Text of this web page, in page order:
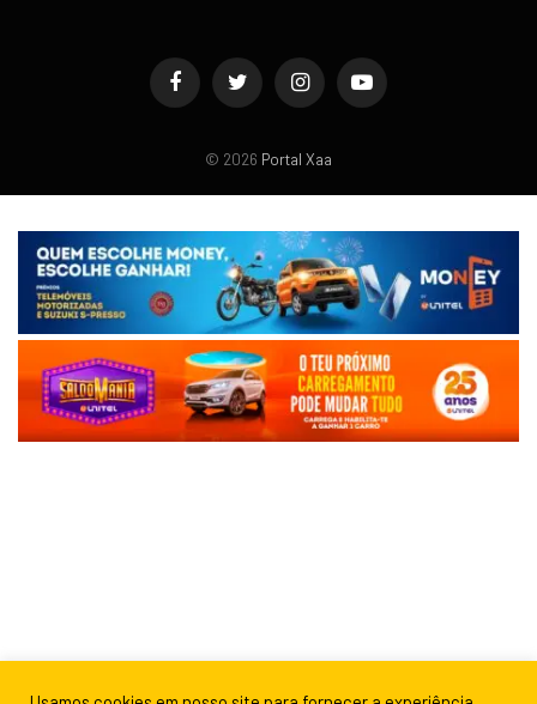
FacebookTwitter InstagramYouTube
© 2026 Portal Xaa